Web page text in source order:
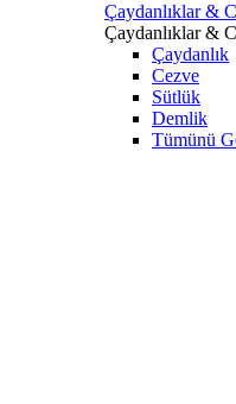
Çaydanlıklar &
Çaydanlıklar &
Çaydanlık
Cezve
Sütlük
Demlik
Tümünü